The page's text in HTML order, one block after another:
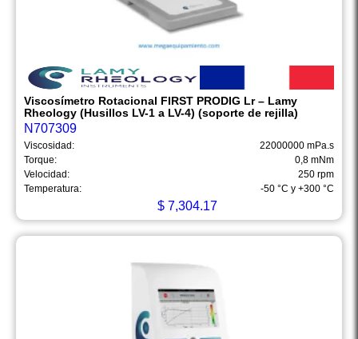
Viscosímetro Rotacional FIRST PRODIG Lr – Lamy
Rheology (Husillos LV-1 a LV-4) (soporte de rejilla)
N707309
Viscosidad:
22000000 mPa.s
Torque:
0,8 mNm
Velocidad:
250 rpm
Temperatura:
-50 °C y +300 °C
$7,304.17